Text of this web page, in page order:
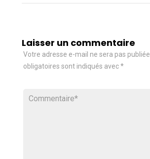
Laisser un commentaire
Votre adresse e-mail ne sera pas publiée.
obligatoires sont indiqués avec*